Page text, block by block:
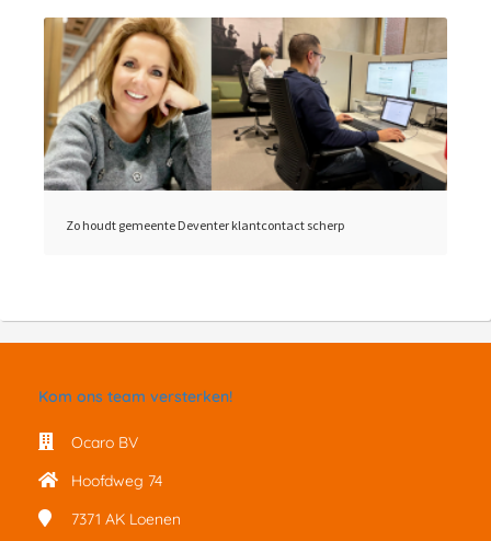
Zo houdt gemeente Deventer klantcontact scherp
Kom ons team versterken!
Ocaro BV
Hoofdweg 74
7371 AK Loenen